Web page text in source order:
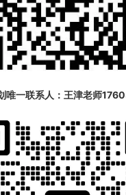
唯一联系人：王津老师